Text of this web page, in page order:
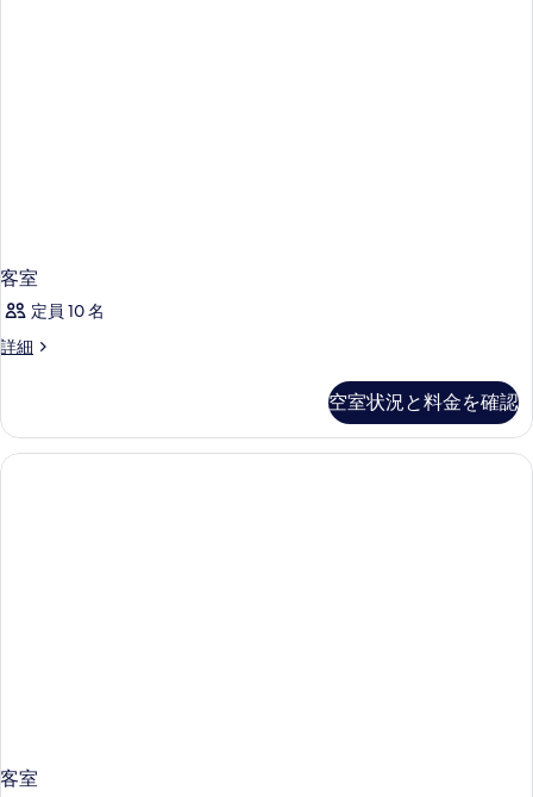
客室
定員 10 名
詳細
客
細
空室状況と料金を確認
客室